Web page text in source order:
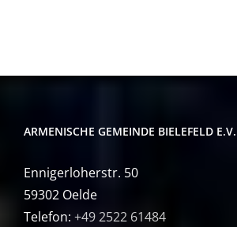
ARMENISCHE GEMEINDE BIELEFELD E.V.
Ennigerloherstr. 50
59302 Oelde
Telefon: +49 2522 61484